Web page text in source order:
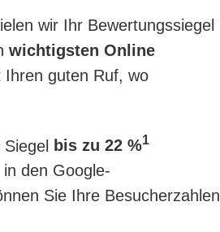
wir Ihr Bewertungssiegel
wichtigsten Online
guten Ruf, wo
bis zu 22 %1
den Google-
Sie Ihre Besucherzahlen